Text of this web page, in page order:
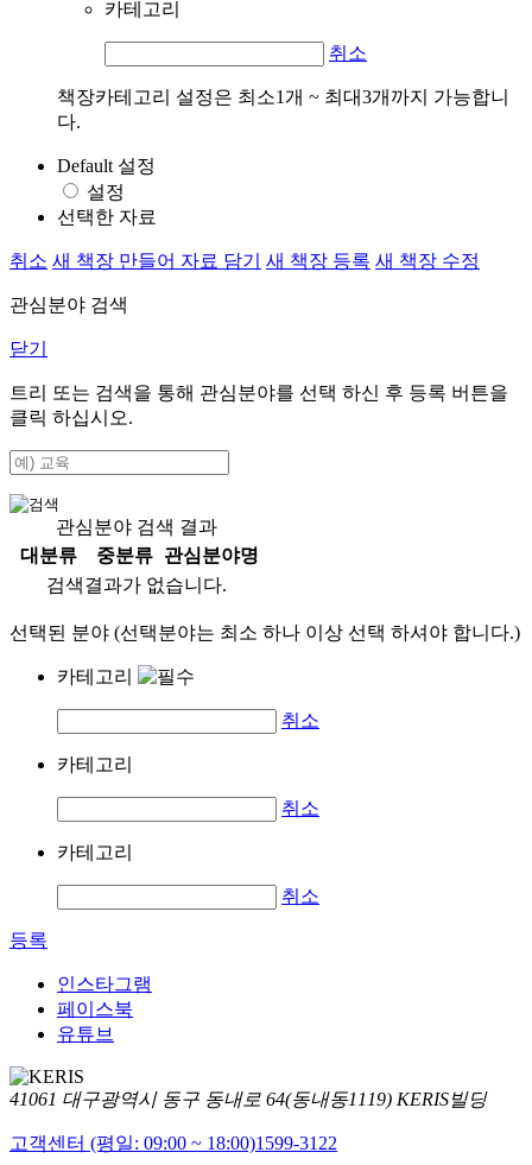
카테고리
취소
책장카테고리 설정은 최소1개 ~ 최대3개까지 가능합니
다.
Default 설정
설정
선택한 자료
취소 새 책장 만들어 자료 담기 새 책장 등록 새 책장 수정
관심분야 검색
닫기
트리 또는 검색을 통해 관심분야를 선택 하신 후 등록 버튼을
클릭 하십시오.
관심분야 검색 결과
대분류
중분류
관심분야명
검색결과가 없습니다.
선택된 분야 (선택분야는 최소 하나 이상 선택 하셔야 합니다.)
카테고리
취소
카테고리
취소
카테고리
취소
등록
인스타그램
페이스북
유튜브
41061 대구광역시 동구 동내로 64(동내동1119) KERIS빌딩
고객센터 (평일: 09:00 ~ 18:00)1599-3122